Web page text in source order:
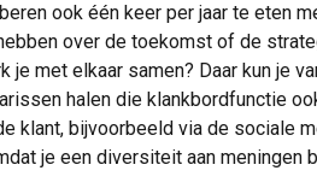
ook één keer per jaar te eten
over de toekomst of de
je met elkaar samen? Daar kun je
halen die klankbordfunctie
klant, bijvoorbeeld via de sociale
je een diversiteit aan meningen